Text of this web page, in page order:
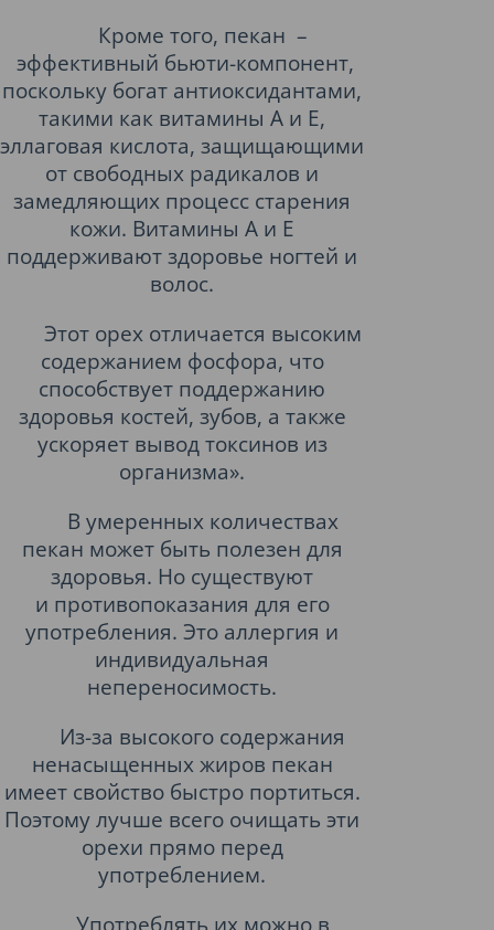
Кроме того, пекан –
эффективный бьюти-компонент,
поскольку богат антиоксидантами,
такими как витамины А и Е,
эллаговая кислота, защищающими
от свободных радикалов и
замедляющих процесс старения
кожи. Витамины А и Е
поддерживают здоровье ногтей и
волос.
Этот орех отличается высоким
содержанием фосфора, что
способствует поддержанию
здоровья костей, зубов, а также
ускоряет вывод токсинов из
организма».
В умеренных количествах
пекан может быть полезен для
здоровья. Но существуют
и противопоказания для его
употребления. Это аллергия и
индивидуальная
непереносимость.
Из-за высокого содержания
ненасыщенных жиров пекан
имеет свойство быстро портиться.
Поэтому лучше всего очищать эти
орехи прямо перед
употреблением.
Употреблять их можно в